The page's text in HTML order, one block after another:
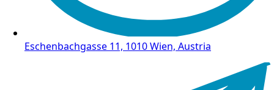
Eschenbachgasse 11, 1010 Wien, Austria